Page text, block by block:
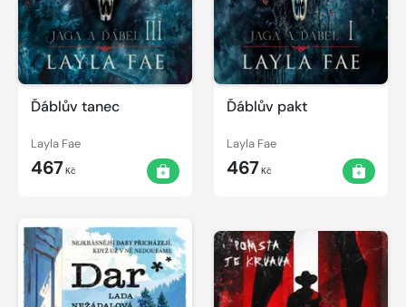
Ďáblův tanec
Layla Fae
467Kč
Ďáblův pakt
Layla Fae
467Kč